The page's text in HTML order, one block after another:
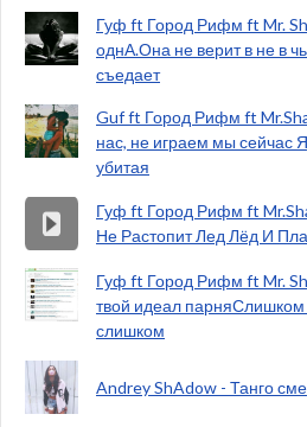
Гуф ft Город Рифм ft Mr.
однА.Она не верит в не в
съедает
Guf ft Город Рифм ft
нас, не играем мы сейчас
убитая
Гуф ft Город Рифм ft
Не Растопит Лед Лёд И
Гуф ft Город Рифм ft Mr.
твой идеал
слишком
Andrey ShAdow - Танго